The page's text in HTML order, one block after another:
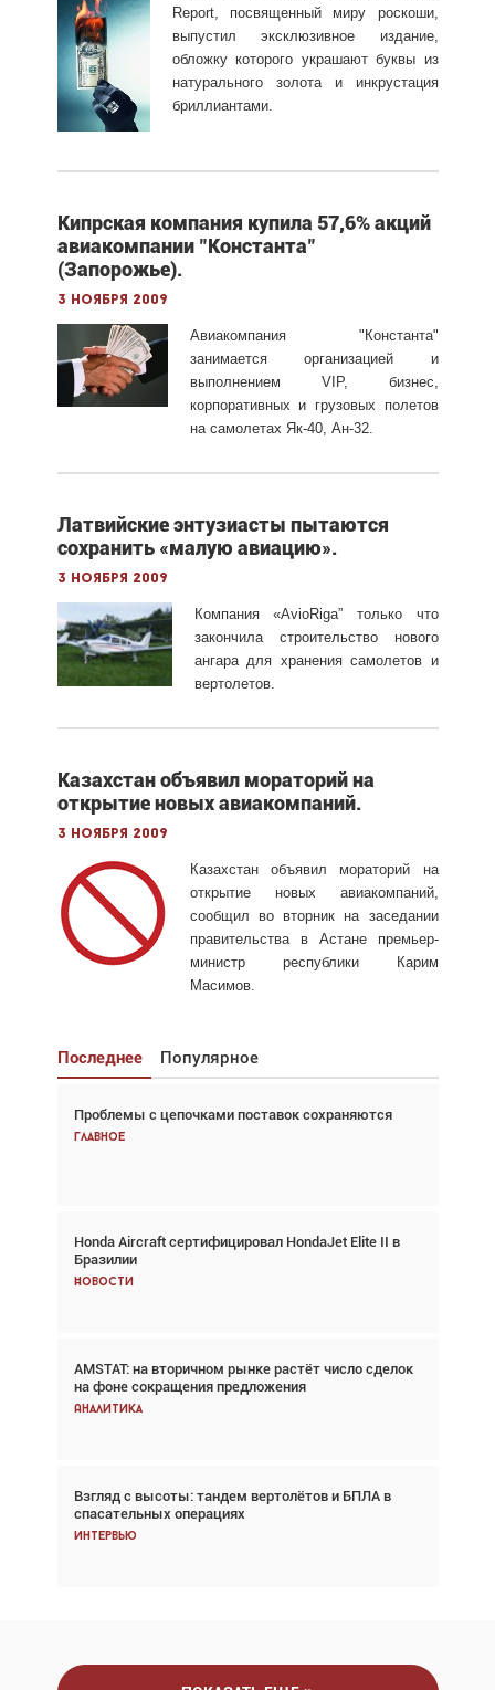
Report, посвященный миру роскоши,
выпустил эксклюзивное издание,
обложку которого украшают буквы из
натурального золота и инкрустация
бриллиантами.
Кипрская компания купила 57,6% акций
авиакомпании "Константа"
(Запорожье).
3 ноября 2009
Авиакомпания "Константа"
занимается организацией и
выполнением VIP, бизнес,
корпоративных и грузовых полетов
на самолетах Як-40, Ан-32.
Латвийские энтузиасты пытаются
сохранить «малую авиацию».
3 ноября 2009
Компания «AvioRiga” только что
закончила строительство нового
ангара для хранения самолетов и
вертолетов.
Казахстан объявил мораторий на
открытие новых авиакомпаний.
3 ноября 2009
Казахстан объявил мораторий на
открытие новых авиакомпаний,
сообщил во вторник на заседании
правительства в Астане премьер-
министр республики Карим
Масимов.
Последнее Популярное
Проблемы с цепочками поставок сохраняются
Главное
Honda Aircraft сертифицировал HondaJet Elite II в
Бразилии
Новости
AMSTAT: на вторичном рынке растёт число сделок
на фоне сокращения предложения
Аналитика
Взгляд с высоты: тандем вертолётов и БПЛА в
спасательных операциях
Интервью
Взгляд с высоты: тандем вертолётов и БПЛА в
спасательных операциях
Авиационный фотограф Дэйв Кох: «Фотография
говорит сама за себя... а ИИ всё портит»
Новости
Проблемы с цепочками поставок сохраняются
Аналитика
Частный самолёт – это актив. Подходите к
покупке соответствующим образом
Интервью